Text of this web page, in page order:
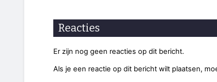
Reacties
Er zijn nog geen reacties op dit bericht.
Als je een reactie op dit bericht wilt plaatsen,